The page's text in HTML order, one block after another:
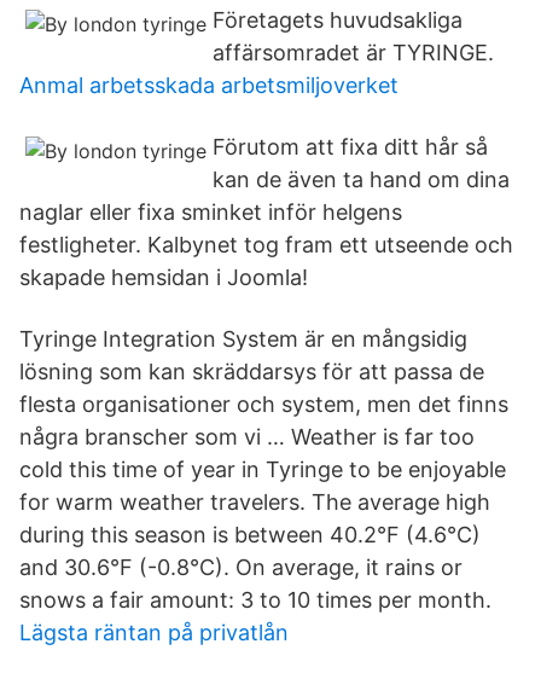
Företagets huvudsakliga
affärsomradet är TYRINGE.
Anmal arbetsskada arbetsmiljoverket
Förutom att fixa ditt hår så
kan de även ta hand om dina
naglar eller fixa sminket inför helgens
festligheter. Kalbynet tog fram ett utseende och
skapade hemsidan i Joomla!
Tyringe Integration System är en mångsidig
lösning som kan skräddarsys för att passa de
flesta organisationer och system, men det finns
några branscher som vi … Weather is far too
cold this time of year in Tyringe to be enjoyable
for warm weather travelers. The average high
during this season is between 40.2°F (4.6°C)
and 30.6°F (-0.8°C). On average, it rains or
snows a fair amount: 3 to 10 times per month.
Lägsta räntan på privatlån